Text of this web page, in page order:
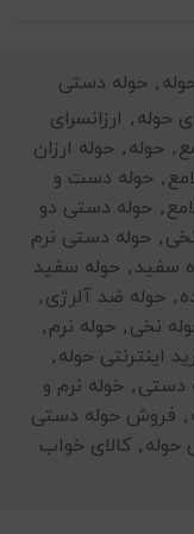
, حوله دستی
حوله, ارزانسرای
, حوله, حوله ارزان
, حوله دست و
, حوله دستی دو
, حوله دستی نرم
سفید, حوله سفید
, حوله ضد آلرژی,
نخی, حوله نرم,
اینترنتی حوله,
دستی, خوله نرم و
, فروش حوله دستی
حوله, کالای خواب